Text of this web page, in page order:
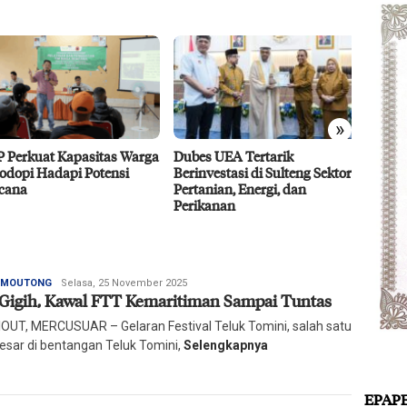
»
Perkuat Kapasitas Warga
Hadapi Potensi
Dubes UEA Tertarik
Berinvestasi di Sulteng Sektor
Pertanian, Energi, dan
Perikanan
CPO
Agro
2026
Redaksi
Harian
Mercusuar
Selasa, 25 November 2025
Kawal FTT Kemaritiman Sampai Tuntas
MERCUSUAR – Gelaran Festival Teluk Tomini, salah satu
di bentangan Teluk Tomini, Selengkapnya